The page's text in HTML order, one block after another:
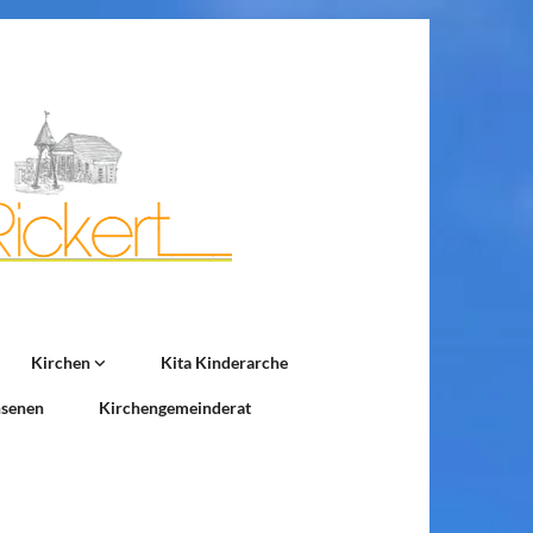
Kirchen Kita Kinderarche
Kirchengemeinderat